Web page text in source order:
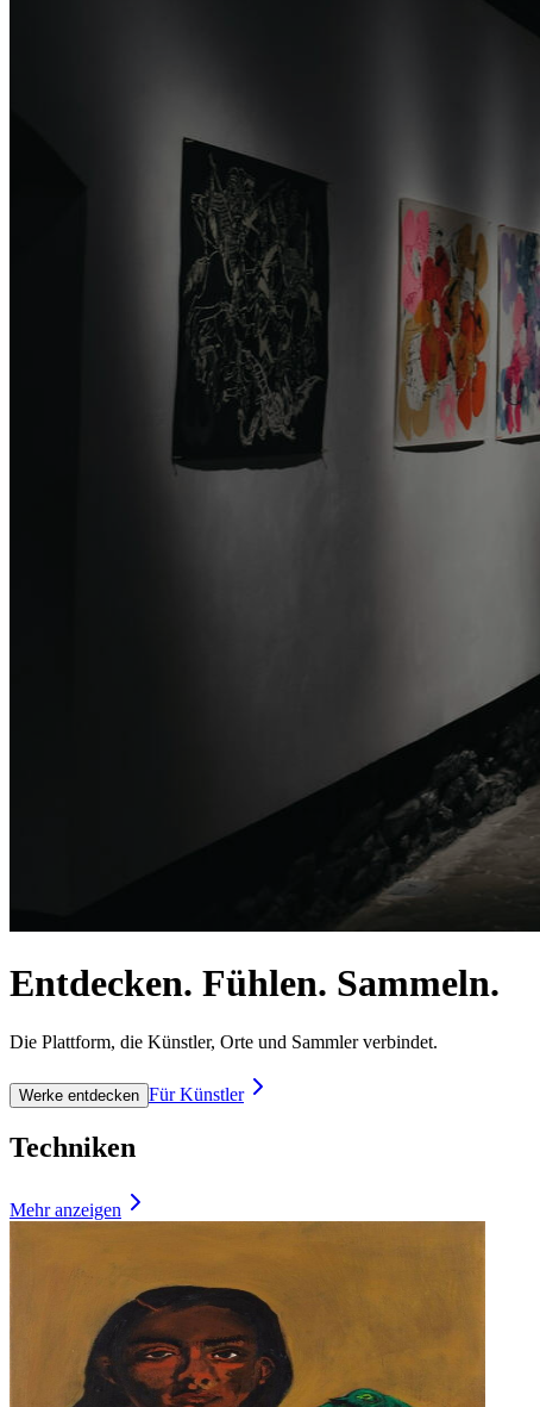
Entdecken. Fühlen. Sammeln.
Die Plattform, die Künstler, Orte und Sammler verbindet.
Werke entdecken Für Künstler
Techniken
Mehr anzeigen